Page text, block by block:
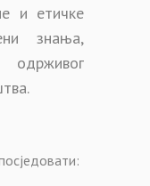
и етичке
знања,
одрживог